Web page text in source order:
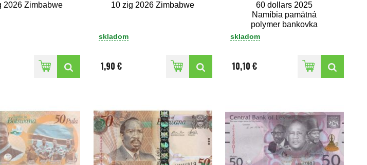
2026 Zimbabwe 10 zig 2026 Zimbabwe
skladom
1,90 €
60 dollars 2025
Namíbia pamätná
polymer bankovka
skladom
10,10 €